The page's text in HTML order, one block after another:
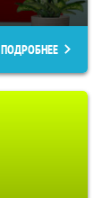
ПОДРОБНЕЕ